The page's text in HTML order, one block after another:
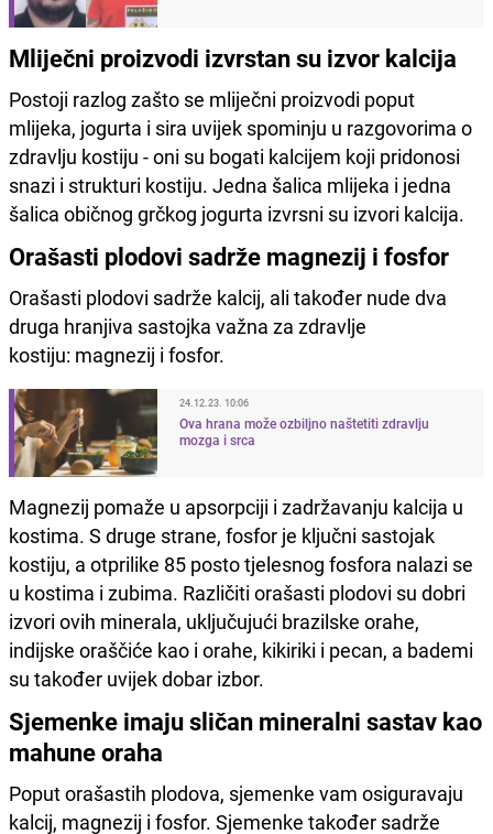
Mliječni proizvodi izvrstan su izvor kalcija
Postoji razlog zašto se mliječni proizvodi poput
mlijeka, jogurta i sira uvijek spominju u razgovorima o
zdravlju kostiju - oni su bogati kalcijem koji pridonosi
snazi ​​i strukturi kostiju. Jedna šalica mlijeka i jedna
šalica običnog grčkog jogurta izvrsni su izvori kalcija.
Orašasti plodovi sadrže magnezij i fosfor
Orašasti plodovi sadrže kalcij, ali također nude dva
druga hranjiva sastojka važna za zdravlje
kostiju: magnezij i fosfor.
24.12.23. 10:06
Ova hrana može ozbiljno naštetiti zdravlju
mozga i srca
Magnezij pomaže u apsorpciji i zadržavanju kalcija u
kostima. S druge strane, fosfor je ključni sastojak
kostiju, a otprilike 85 posto tjelesnog fosfora nalazi se
u kostima i zubima. Različiti orašasti plodovi su dobri
izvori ovih minerala, uključujući brazilske orahe,
indijske oraščiće kao i orahe, kikiriki i pecan, a bademi
su također uvijek dobar izbor.
Sjemenke imaju sličan mineralni sastav kao
mahune oraha
Poput orašastih plodova, sjemenke vam osiguravaju
kalcij, magnezij i fosfor. Sjemenke također sadrže